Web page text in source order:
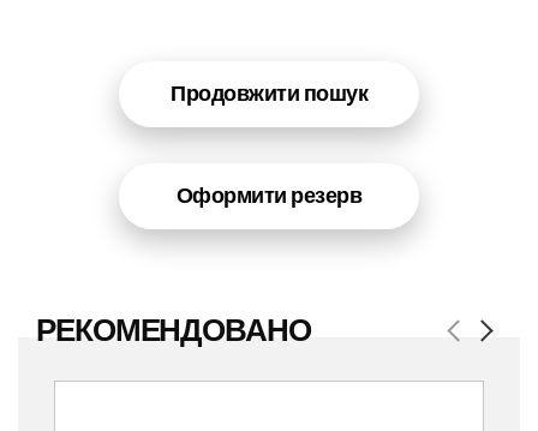
Продовжити пошук
Оформити резерв
РЕКОМЕНДОВАНО Previous
Next